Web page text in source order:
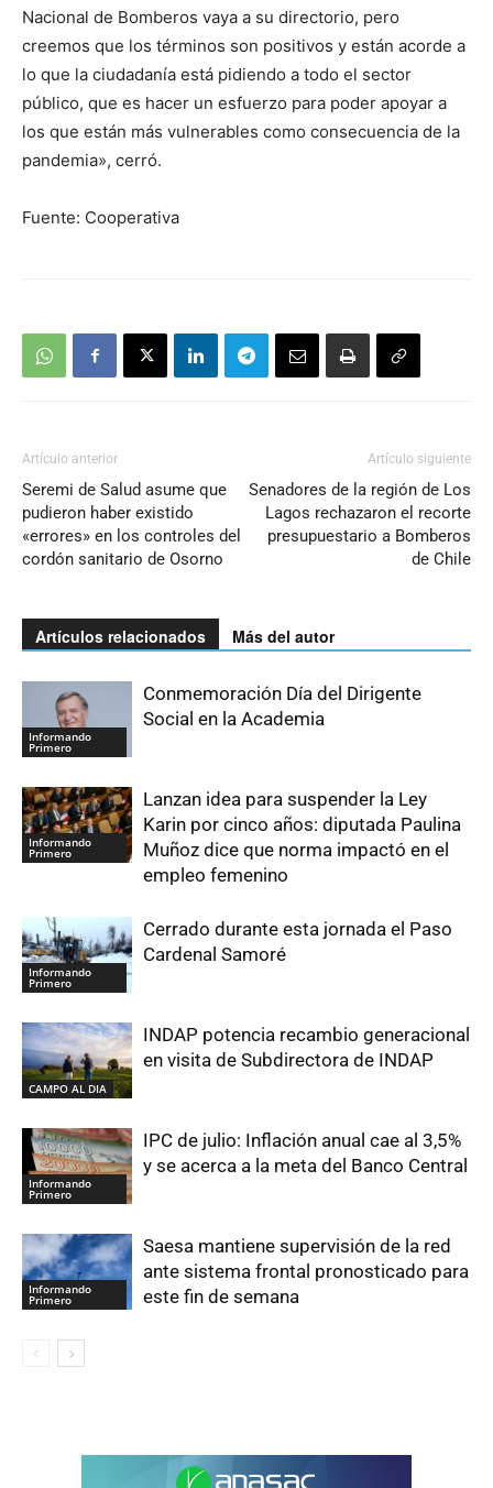
Nacional de Bomberos vaya a su directorio, pero
creemos que los términos son positivos y están acorde a
lo que la ciudadanía está pidiendo a todo el sector
público, que es hacer un esfuerzo para poder apoyar a
los que están más vulnerables como consecuencia de la
pandemia», cerró.
Fuente: Cooperativa
Artículo anterior
Seremi de Salud asume que
pudieron haber existido
«errores» en los controles del
cordón sanitario de Osorno
Artículo siguiente
Senadores de la región de Los
Lagos rechazaron el recorte
presupuestario a Bomberos
de Chile
Artículos relacionados Más del autor
Informando
Primero
Conmemoración Día del Dirigente
Social en la Academia
Informando
Primero
Lanzan idea para suspender la Ley
Karin por cinco años: diputada Paulina
Muñoz dice que norma impactó en el
empleo femenino
Informando
Primero
Cerrado durante esta jornada el Paso
Cardenal Samoré
CAMPO AL DIA
INDAP potencia recambio generacional
en visita de Subdirectora de INDAP
Informando
Primero
IPC de julio: Inflación anual cae al 3,5%
y se acerca a la meta del Banco Central
Informando
Primero
Saesa mantiene supervisión de la red
ante sistema frontal pronosticado para
este fin de semana